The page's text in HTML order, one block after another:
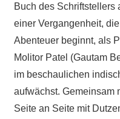
Buch des Schriftstellers
einer Vergangenheit,
Abenteuer beginnt, als
Molitor Patel (Gautam
im beschaulichen
aufwächst. Gemeinsam
Seite an Seite mit